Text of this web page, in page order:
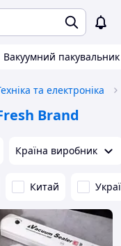
Вакуумний
та електроніка
Brand
Країна виробник
Китай